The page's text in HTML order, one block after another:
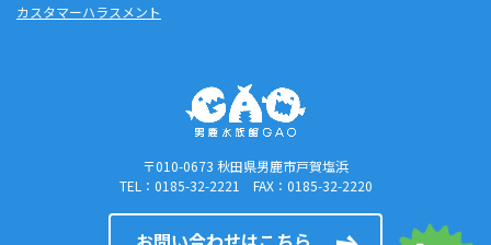
カスタマーハラスメント
〒010-0673 秋田県男鹿市戸賀塩浜
TEL：0185-32-2221 FAX：0185-32-2220